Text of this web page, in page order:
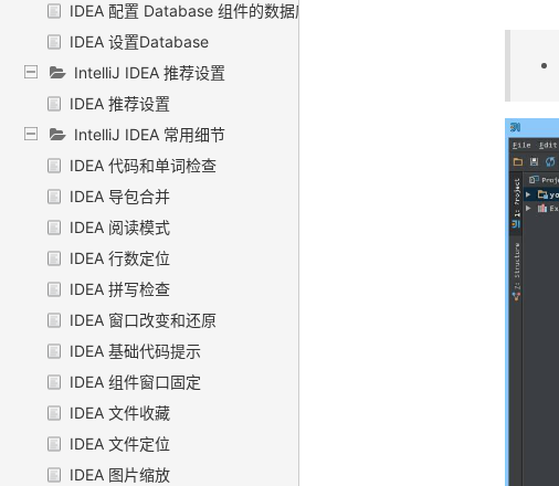
IDEA 配置 Database 组件的数据库连接
IDEA 设置Database
IntelliJ IDEA 推荐设置
IDEA 推荐设置
IntelliJ IDEA 常用细节
IDEA 代码和单词检查
IDEA 导包合并
IDEA 阅读模式
IDEA 行数定位
IDEA 拼写检查
IDEA 窗口改变和还原
IDEA 基础代码提示
IDEA 组件窗口固定
IDEA 文件收藏
IDEA 文件定位
IDEA 图片缩放